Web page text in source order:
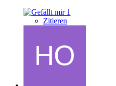
1
Zitieren